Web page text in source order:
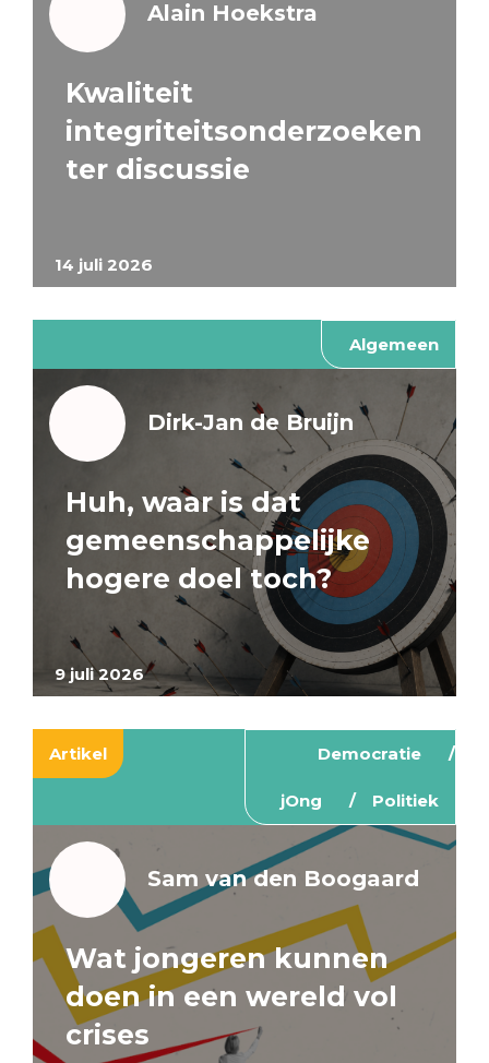
14 juli 2026
Alain Hoekstra
Kwaliteit
integriteitsonderzoeken
ter discussie
Algemeen
9 juli 2026
Dirk-Jan de Bruijn
Huh, waar is dat
gemeenschappelijke
hogere doel toch?
Artikel Democratie
jOng Politiek
Sam van den Boogaard
Wat jongeren kunnen
doen in een wereld vol
crises